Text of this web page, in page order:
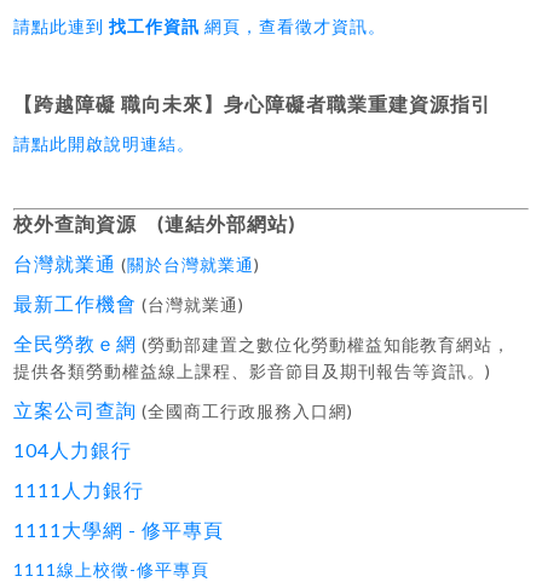
請點此連到找工作資訊網頁，查看徵才資訊。
【跨越障礙 職向未來】身心障礙者職業重建資源指引
請點此開啟說明連結。
校外查詢資源 (連結外部網站)
台灣就業通 (關於台灣就業通)
最新工作機會 (台灣就業通)
全民勞教ｅ網 (勞動部建置之數位化勞動權益知能教育網站，
提供各類勞動權益線上課程、影音節目及期刊報告等資訊。)
立案公司查詢 (全國商工行政服務入口網)
104人力銀行
1111人力銀行
1111大學網 - 修平專頁
1111線上校徵-修平專頁